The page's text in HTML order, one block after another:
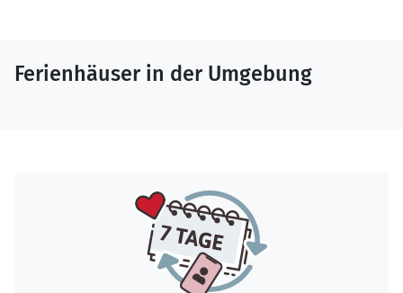
Ferienhäuser in der Umgebung